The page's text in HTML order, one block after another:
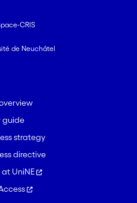
CRIS
de Neuchâtel
guide
strategy
directive
at UniNE